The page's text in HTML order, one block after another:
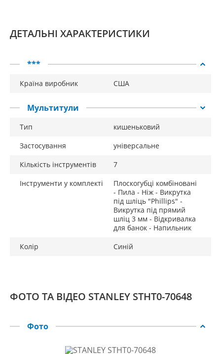
ДЕТАЛЬНІ ХАРАКТЕРИСТИКИ
***
Країна виробник США
Мультитули
Тип
кишеньковий
Застосування
універсальне
Кількість інструментів
7
Інструменти у комплекті
Плоскогубці комбіновані
- Пила - Ніж - Викрутка
під шліць "Phillips" -
Викрутка під прямий
шліц 3 мм - Відкривалка
для банок - Напильник
Колір
Синій
ФОТО ТА ВІДЕО STANLEY STHT0-70648
Фото